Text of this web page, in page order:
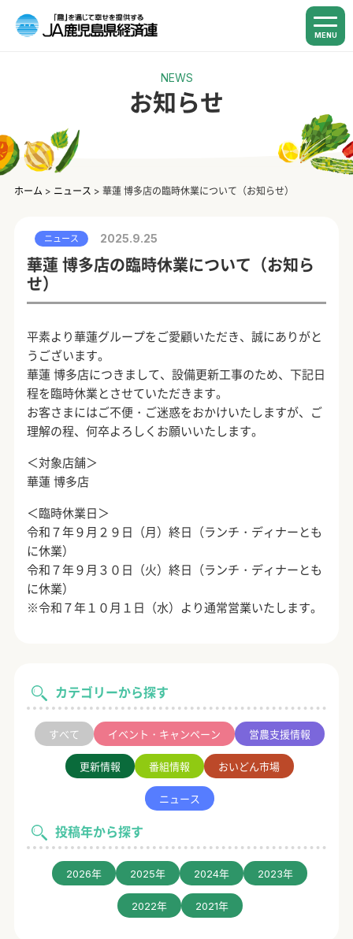
MENU
NEWS
お知らせ
ホーム > ニュース > 華蓮 博多店の臨時休業について（お知らせ）
カテゴリーから探す
すべて イベント・キャンペーン 営農支援情報
更新情報 番組情報 おいどん市場
ニュース
投稿年から探す
2026年 2025年 2024年 2023年
2022年 2021年
ニュース 2025.9.25
華蓮 博多店の臨時休業について（お知ら
せ）
平素より華蓮グループをご愛顧いただき、誠にありがと
うございます。
華蓮 博多店につきまして、設備更新工事のため、下記日
程を臨時休業とさせていただきます。
お客さまにはご不便・ご迷惑をおかけいたしますが、ご
理解の程、何卒よろしくお願いいたします。
＜対象店舗＞
華蓮 博多店
＜臨時休業日＞
令和７年９月２９日（月）終日（ランチ・ディナーとも
に休業）
令和７年９月３０日（火）終日（ランチ・ディナーとも
に休業）
※令和７年１０月１日（水）より通常営業いたします。